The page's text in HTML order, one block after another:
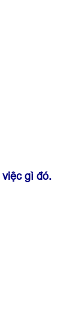
gì đó.